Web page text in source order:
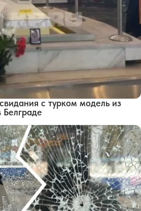
с турком модель из
Белграде